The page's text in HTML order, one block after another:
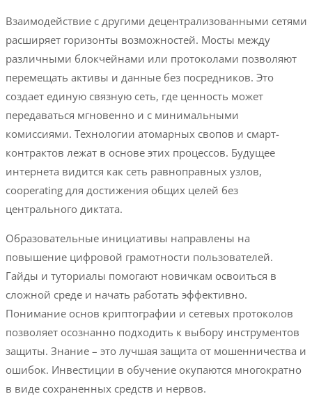
Взаимодействие с другими децентрализованными сетями
расширяет горизонты возможностей. Мосты между
различными блокчейнами или протоколами позволяют
перемещать активы и данные без посредников. Это
создает единую связную сеть, где ценность может
передаваться мгновенно и с минимальными
комиссиями. Технологии атомарных свопов и смарт-
контрактов лежат в основе этих процессов. Будущее
интернета видится как сеть равноправных узлов,
cooperating для достижения общих целей без
центрального диктата.
Образовательные инициативы направлены на
повышение цифровой грамотности пользователей.
Гайды и туториалы помогают новичкам освоиться в
сложной среде и начать работать эффективно.
Понимание основ криптографии и сетевых протоколов
позволяет осознанно подходить к выбору инструментов
защиты. Знание – это лучшая защита от мошенничества и
ошибок. Инвестиции в обучение окупаются многократно
в виде сохраненных средств и нервов.